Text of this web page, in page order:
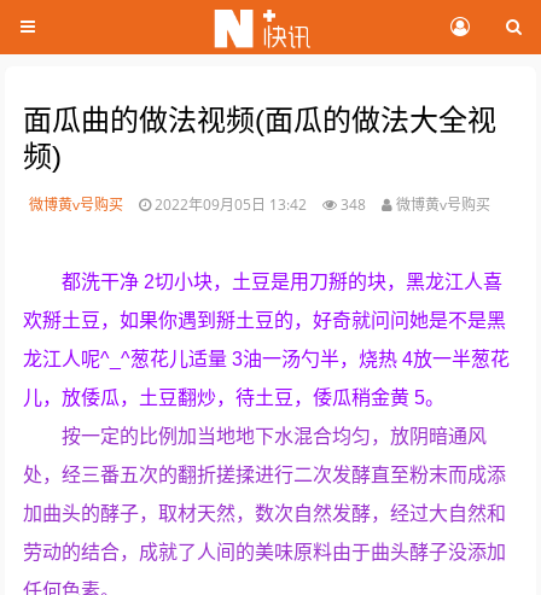
面瓜曲的做法视频(面瓜的做法大全视
频)
微博黄v号购买 2022年09月05日 13:42 348 微博黄v号购买
都洗干净 2切小块，土豆是用刀掰的块，黑龙江人喜
欢掰土豆，如果你遇到掰土豆的，好奇就问问她是不是黑
龙江人呢^_^葱花儿适量 3油一汤勺半，烧热 4放一半葱花
儿，放倭瓜，土豆翻炒，待土豆，倭瓜稍金黄 5。
按一定的比例加当地地下水混合均匀，放阴暗通风
处，经三番五次的翻折搓揉进行二次发酵直至粉末而成添
加曲头的酵子，取材天然，数次自然发酵，经过大自然和
劳动的结合，成就了人间的美味原料由于曲头酵子没添加
任何色素。